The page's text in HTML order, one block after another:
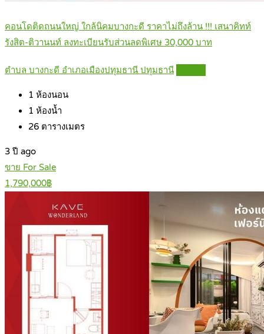
คอนโดติดถนนใหญ่ ใกล้นิคมบางกะดี ราคาไม่ถึงล้าน !!! เสนาคิทท์
รังสิต-ติวานนท์ ลงทะเบียนรับส่วนลดพิเศษ 30,000 บาท
ตำบล บางกะดี อำเภอเมืองปทุมธานี ปทุมธานี
1 ห้องนอน
1 ห้องน้ำ
26 ตารางเมตร
3 ปี ago
ขาย For Sale
1,790,000฿